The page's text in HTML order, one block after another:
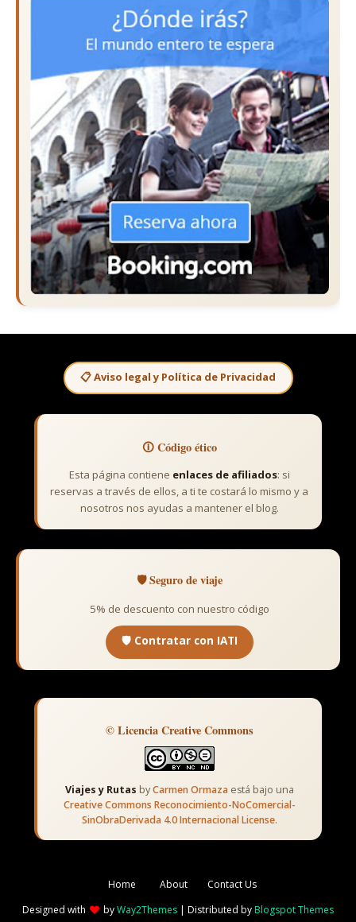
📋 Aviso legal y Política de Privacidad
🛈 Código ético
Esta página contiene enlaces de afiliados: si
reservas a través de ellos, a ti te costará lo mismo y a
nosotros nos ayudas a mantener el blog.
🛡️ Seguro de viaje
5% de descuento con nuestro código
🛡️ Contratar con IATI
© Licencia Creative Commons
Viajes y Rutas byCarmen Ormazaestá bajo una
Creative Commons Reconocimiento-NoComercial-
SinObraDerivada 4.0 Internacional License.
Home About
Contact Us
Designed with
byWay2Themes | Distributed by Blogspot Themes